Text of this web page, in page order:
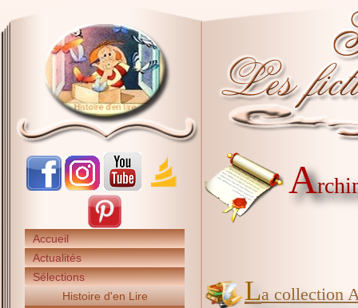
Accueil
Actualités
Sélections
Histoire d'en Lire
A
La collection